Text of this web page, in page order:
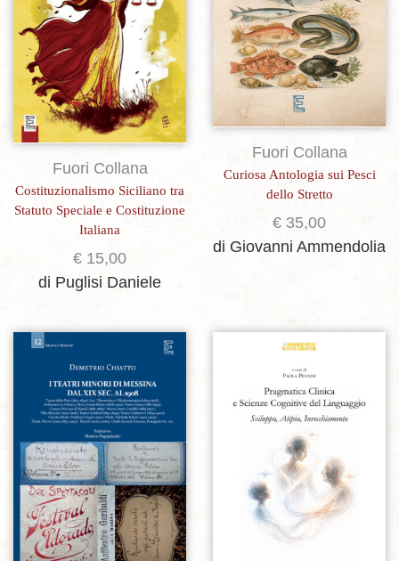
Fuori Collana
Costituzionalismo Siciliano tra
Statuto Speciale e Costituzione
Italiana
€ 15,00
di Puglisi Daniele
Fuori Collana
Curiosa Antologia sui Pesci
dello Stretto
€ 35,00
di Giovanni Ammendolia
Aggiungi alla lista dei desideri Aggiungi alla lista dei desideri